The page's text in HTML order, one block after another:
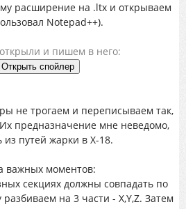
расширение на .ltx и открываем
Notepad++).
и пишем в него:
не трогаем и переписываем так,
предназначение мне неведомо,
из путей жарки в Х-18.
важных моментов:
секциях должны совпадать по
на 3 части - X,Y,Z. Затем